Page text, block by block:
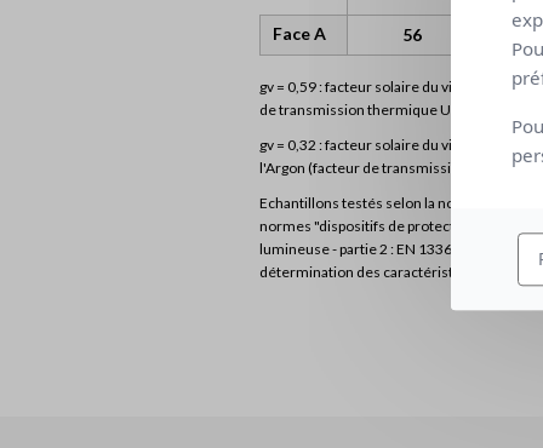
Face A
56
gv = 0,59 : facteur solaire du vitrage de
de transmission thermique U = 1,2 W/m² K).
gv = 0,32 : facteur solaire du vitrage de
l'Argon (facteur de transmission thermique
Echantillons testés selon la norme EN
normes "dispositifs de protection solaire
lumineuse - partie 2 : EN 13363-2 méthode
détermination des caractéristiques